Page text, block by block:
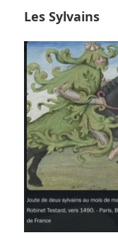
Les Sylvains